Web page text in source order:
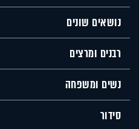
נושאים שונים
רבנים ומרצים
נשים ומשפחה
סידור